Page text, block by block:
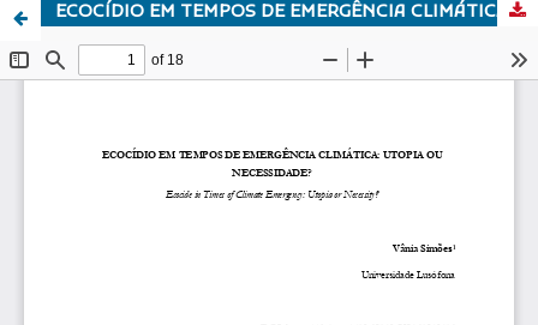
ECOCÍDIO EM TEMPOS DE EMERGÊNCIA CLIMÁTICA: UTOPIA OU NECESSIDADE?